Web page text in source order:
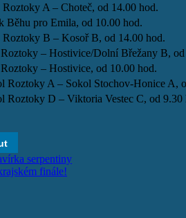
A – Choteč, od 14.00 hod.
Běhu pro Emila, od 10.00 hod.
B – Kosoř B, od 14.00 hod.
– Hostivice/Dolní Břežany B, od
– Hostivice, od 10.00 hod.
Roztoky A – Sokol Stochov-Honice A,
Roztoky D – Viktoria Vestec C, od 9.30
serpentiny
finále!